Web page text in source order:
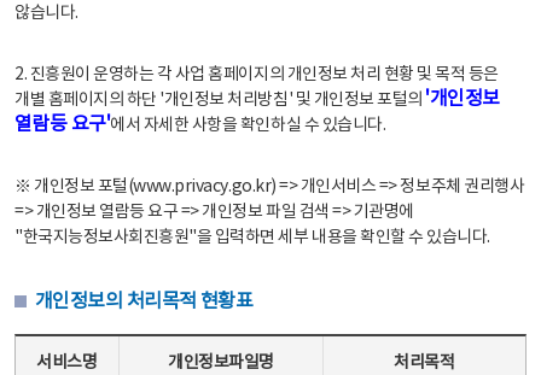
않습니다.
2. 진흥원이 운영하는 각 사업 홈페이지의 개인정보 처리 현황 및 목적 등은
개별 홈페이지의 하단 '개인정보 처리방침' 및 개인정보 포털의 '개인정보
열람등 요구'에서 자세한 사항을 확인하실 수 있습니다.
※ 개인정보 포털(www.privacy.go.kr) => 개인서비스 => 정보주체 권리행사
=> 개인정보 열람등 요구 => 개인정보 파일 검색 => 기관명에
"한국지능정보사회진흥원"을 입력하면 세부 내용을 확인할 수 있습니다.
개인정보의 처리목적 현황표
서비스명 개인정보파일명 처리목적